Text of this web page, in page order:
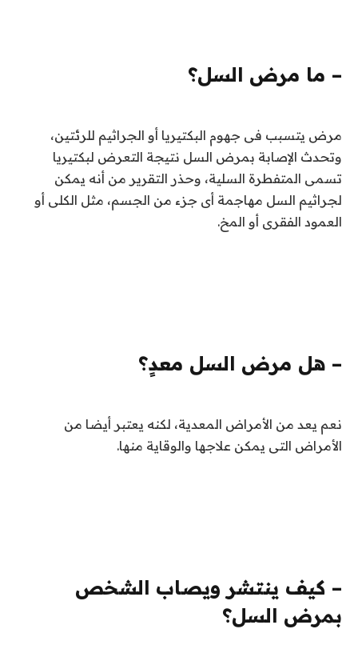
– ما مرض السل؟
مرض يتسبب فى جهوم البكتيريا أو الجراثيم للرئتين،
وتحدث الإصابة بمرض السل نتيجة التعرض لبكتيريا
تسمى المتفطرة السلية، وحذر التقرير من أنه يمكن
لجراثيم السل مهاجمة أى جزء من الجسم، مثل الكلى أو
العمود الفقرى أو المخ.
– هل مرض السل معدٍ؟
نعم يعد من الأمراض المعدية، لكنه يعتبر أيضا من
الأمراض التى يمكن علاجها والوقاية منها.
– كيف ينتشر ويصاب الشخص
بمرض السل؟